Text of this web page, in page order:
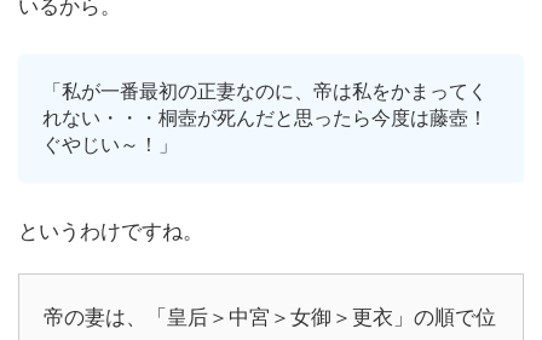
いるから。
「私が一番最初の正妻なのに、帝は私をかまってく
れない・・・桐壺が死んだと思ったら今度は藤壺！
ぐやじい～！」
というわけですね。
帝の妻は、「皇后＞中宮＞女御＞更衣」の順で位